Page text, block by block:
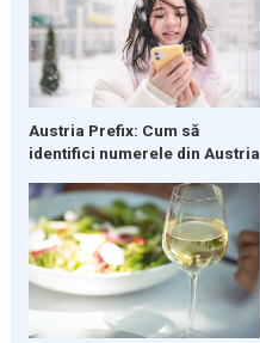
Austria Prefix: Cum să
identifici numerele din Austria